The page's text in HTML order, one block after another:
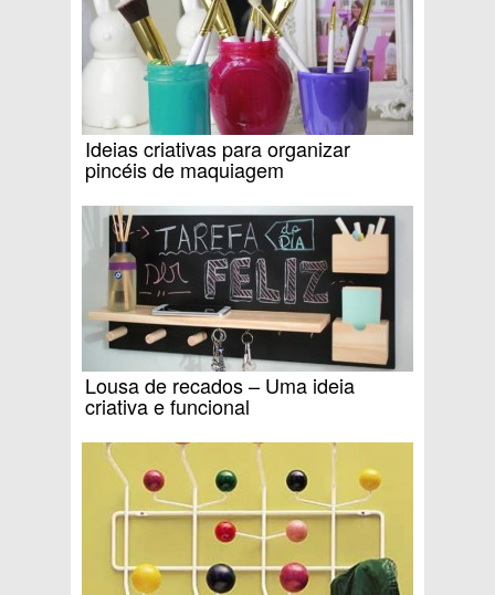
Ideias criativas para organizar
pincéis de maquiagem
Lousa de recados – Uma ideia
criativa e funcional